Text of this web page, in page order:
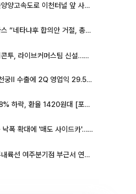
양고속도로 이천터널 앞 사고 발생
네타냐후 합의안 거절, 총선 앞두고 시간 끌기”
이브커머스팀 신설…K뷰티 ‘글로벌 판매망’ 확대[K뷰티 라방戰]
LIG D&A, 천궁Ⅱ 수출에 2Q 영업익 29.5%↑…수주잔고 24.6조 [종합]
코스피 4.58% 하락, 환율 1420원대 [포토]
코스피 장중 낙폭 확대에 '매도 사이드카'…외인 2.8조'팔자'· 개인 3.1조 '사자'
선 여주분기점 부근서 연이은 추돌사고 발생